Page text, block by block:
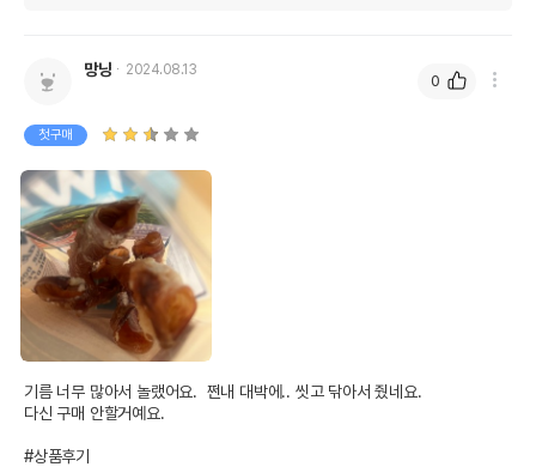
망냥 2024.08.13
첫구매
기름 너무 많아서 놀랬어요.  쩐내 대박에.. 씻고 닦아서 줬네요.
다신 구매 안할거예요.
#상품후기
0